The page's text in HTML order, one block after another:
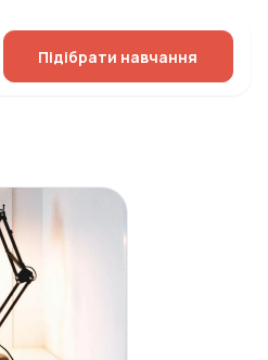
Підібрати навчання